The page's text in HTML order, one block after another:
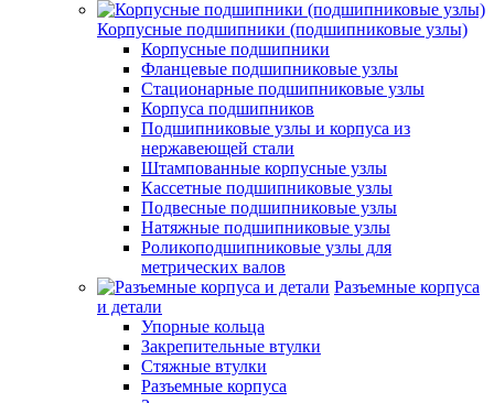
Корпусные подшипники (подшипниковые узлы)
Корпусные подшипники
Фланцевые подшипниковые узлы
Стационарные подшипниковые узлы
Корпуса подшипников
Подшипниковые узлы и корпуса из
нержавеющей стали
Штампованные корпусные узлы
Кассетные подшипниковые узлы
Подвесные подшипниковые узлы
Натяжные подшипниковые узлы
Роликоподшипниковые узлы для
метрических валов
Разъемные корпуса
и детали
Упорные кольца
Закрепительные втулки
Стяжные втулки
Разъемные корпуса